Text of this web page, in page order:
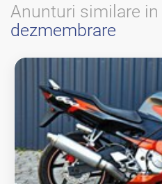
Anunturi similare in
dezmembrare